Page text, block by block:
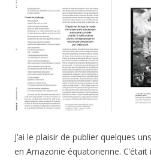
J’ai le plaisir de publier quelques
en Amazonie équatorienne.